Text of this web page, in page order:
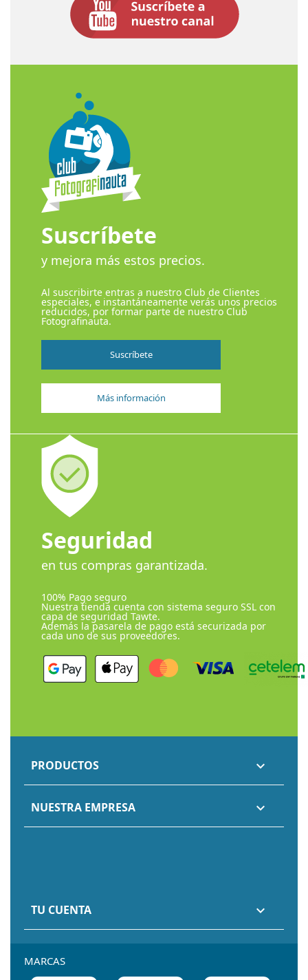
Suscríbete
y mejora más estos precios.
Al suscribirte entras a nuestro Club de Clientes
especiales, e instantáneamente verás unos precios
reducidos, por formar parte de nuestro Club
Fotografinauta.
Suscríbete
Más información
Seguridad
en tus compras garantizada.
100% Pago seguro
Nuestra tienda cuenta con sistema seguro SSL con
capa de seguridad Tawte.
Además la pasarela de pago está securizada por
cada uno de sus proveedores.
PRODUCTOS 
NUESTRA EMPRESA 
TU CUENTA 
MARCAS